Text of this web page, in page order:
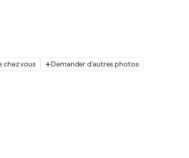
chez vous Demander d'autres photos